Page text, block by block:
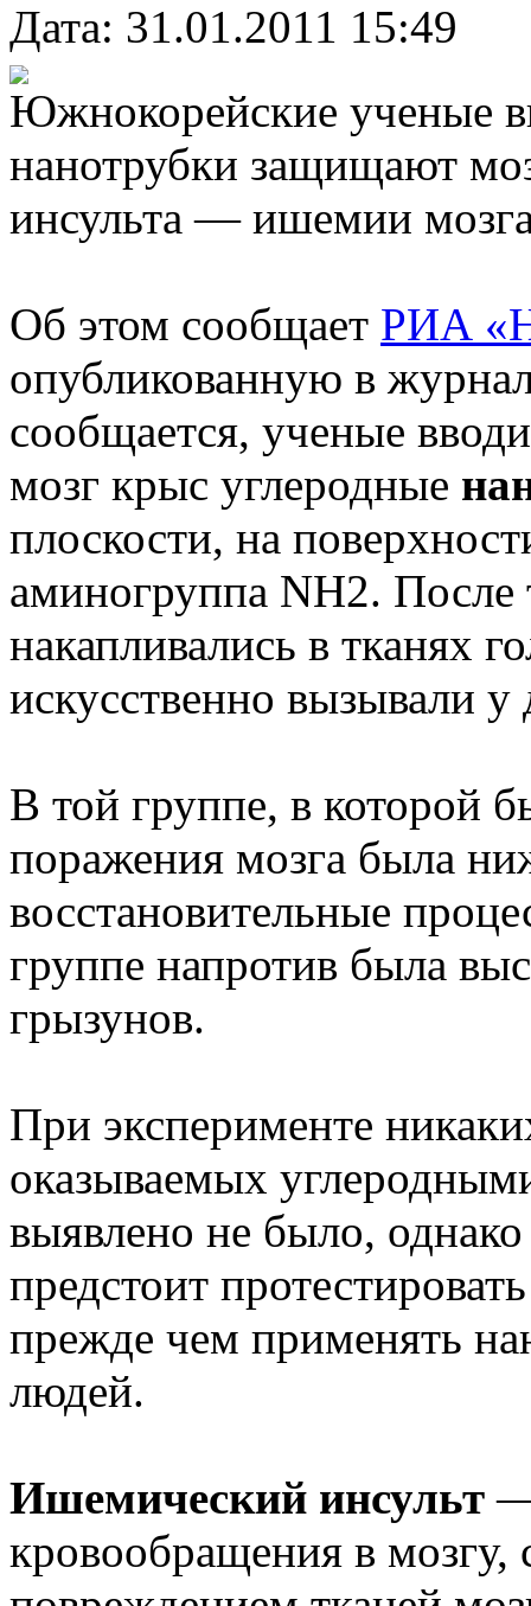
Дата: 31.01.2011 15:49
Южнокорейские ученые
нанотрубки защищают
инсульта — ишемии
Об этом сообщает РИА
опубликованную в
сообщается, ученые
мозг крыс углеродные
плоскости, на
аминогруппа NH2. После
накапливались в тканях
искусственно вызывали
В той группе, в которой
поражения мозга была
восстановительные
группе напротив была
грызунов.
При эксперименте
оказываемых
выявлено не было,
предстоит
прежде чем применять
людей.
Ишемический инсульт—
кровообращения в